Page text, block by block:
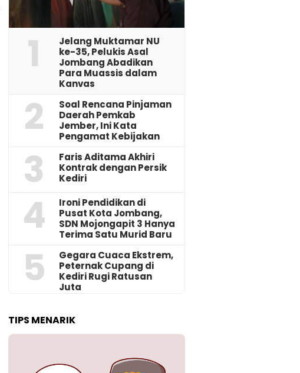
1
Jelang Muktamar NU
ke-35, Pelukis Asal
Jombang Abadikan
Para Muassis dalam
Kanvas
2
‎Soal Rencana Pinjaman
Daerah Pemkab
Jember, Ini Kata
Pengamat Kebijakan ‎
3
Faris Aditama Akhiri
Kontrak dengan Persik
Kediri
4
Ironi Pendidikan di
Pusat Kota Jombang,
SDN Mojongapit 3 Hanya
Terima Satu Murid Baru
5
‎Gegara Cuaca Ekstrem,
Peternak Cupang di
Kediri Rugi Ratusan
Juta
TIPS MENARIK